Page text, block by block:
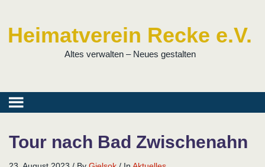
Heimatverein Recke e.V.
Altes verwalten – Neues gestalten
Tour nach Bad Zwischenahn